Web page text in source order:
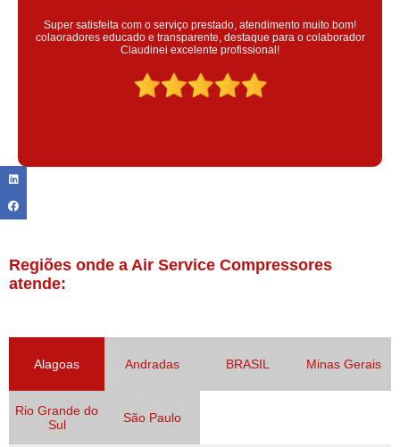
Super satisfeita com o serviço prestado, atendimento muito bom!
colaoradores educado e transparente, destaque para o colaborador
Claudinei excelente profissional!
Regiões onde a Air Service Compressores
atende:
Alagoas Andradas BRASIL Minas Gerais
Rio Grande do
Sul
São Paulo